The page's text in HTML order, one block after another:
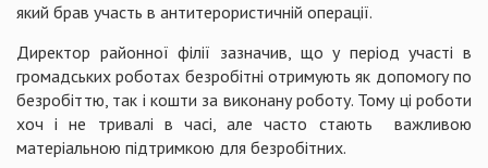
який брав участь в антитерористичній операції.
Директор районної філії зазначив, що у період участі в
громадських роботах безробітні отримують як допомогу по
безробіттю, так і кошти за виконану роботу. Тому ці роботи
хоч і не тривалі в часі, але часто стають важливою
матеріальною підтримкою для безробітних.